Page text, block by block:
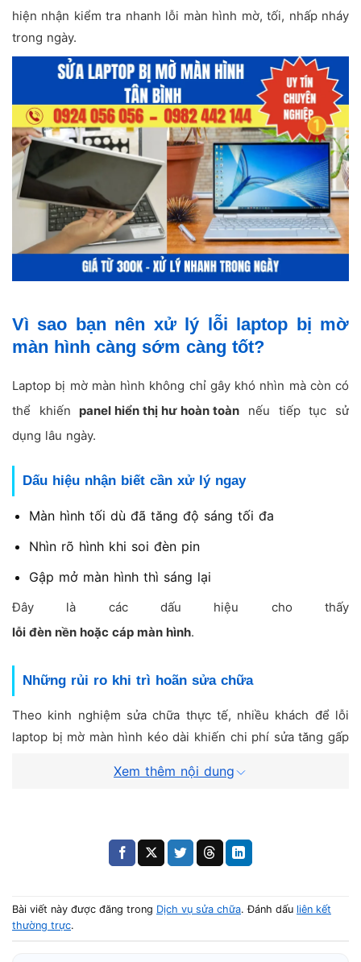
hiện nhận kiểm tra nhanh lỗi màn hình mờ, tối, nhấp nháy
trong ngày.
Vì sao bạn nên xử lý lỗi laptop bị mờ
màn hình càng sớm càng tốt?
Laptop bị mờ màn hình không chỉ gây khó nhìn mà còn có
thể khiến panel hiển thị hư hoàn toàn nếu tiếp tục sử
dụng lâu ngày.
Dấu hiệu nhận biết cần xử lý ngay
Màn hình tối dù đã tăng độ sáng tối đa
Nhìn rõ hình khi soi đèn pin
Gập mở màn hình thì sáng lại
Đây là các dấu hiệu cho thấy
lỗi đèn nền hoặc cáp màn hình.
Những rủi ro khi trì hoãn sửa chữa
Theo kinh nghiệm sửa chữa thực tế, nhiều khách để lỗi
laptop bị mờ màn hình kéo dài khiến chi phí sửa tăng gấp
thay toàn bộ màn hình
Tắt chế độ tiết kiệm pin
Xem thêm nội dung
Bài viết này được đăng trong Dịch vụ sửa chữa. Đánh dấu liên kết
thường trực.